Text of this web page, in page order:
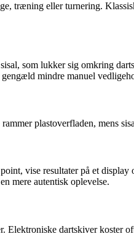
træning eller turnering.
som lukker sig omkring
mindre manuel
plastoverfladen, mens
vise resultater på et
mere autentisk oplevelse.
Elektroniske dartskiver koster